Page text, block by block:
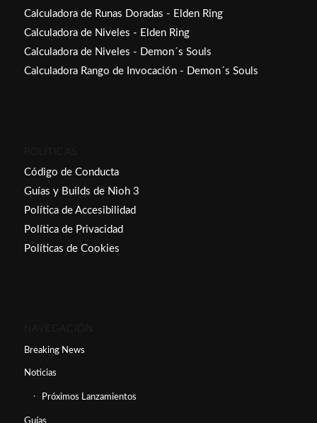
Calculadora de Runas Doradas - Elden Ring
Calculadora de Niveles - Elden Ring
Calculadora de Niveles - Demon´s Souls
Calculadora Rango de Invocación - Demon´s Souls
POLÍTICAS
Código de Conducta
Guías y Builds de Nioh 3
Política de Accesibilidad
Política de Privacidad
Políticas de Cookies
NAVEGACIÓN
Breaking News
Noticias
Próximos Lanzamientos
Guías